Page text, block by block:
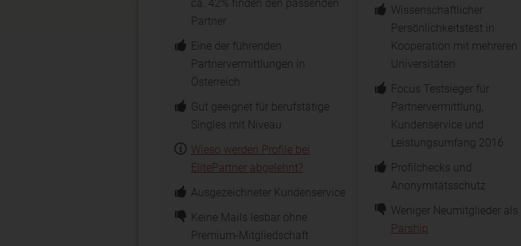
ca. 42% finden den passenden
Partner
Eine der führenden
Partnervermittlungen in
Österreich
Gut geeignet für berufstätige
Singles mit Niveau
Wieso werden Profile bei
ElitePartner abgelehnt?
Ausgezeichneter Kundenservice
Keine Mails lesbar ohne
Premium-Mitgliedschaft
Wissenschaftlicher
Persönlichkeitstest in
Kooperation mit mehreren
Universitäten
Focus Testsieger für
Partnervermittlung,
Kundenservice und
Leistungsumfang 2016
Profilchecks und
Anonymitätsschutz
Weniger Neumitglieder als
Parship